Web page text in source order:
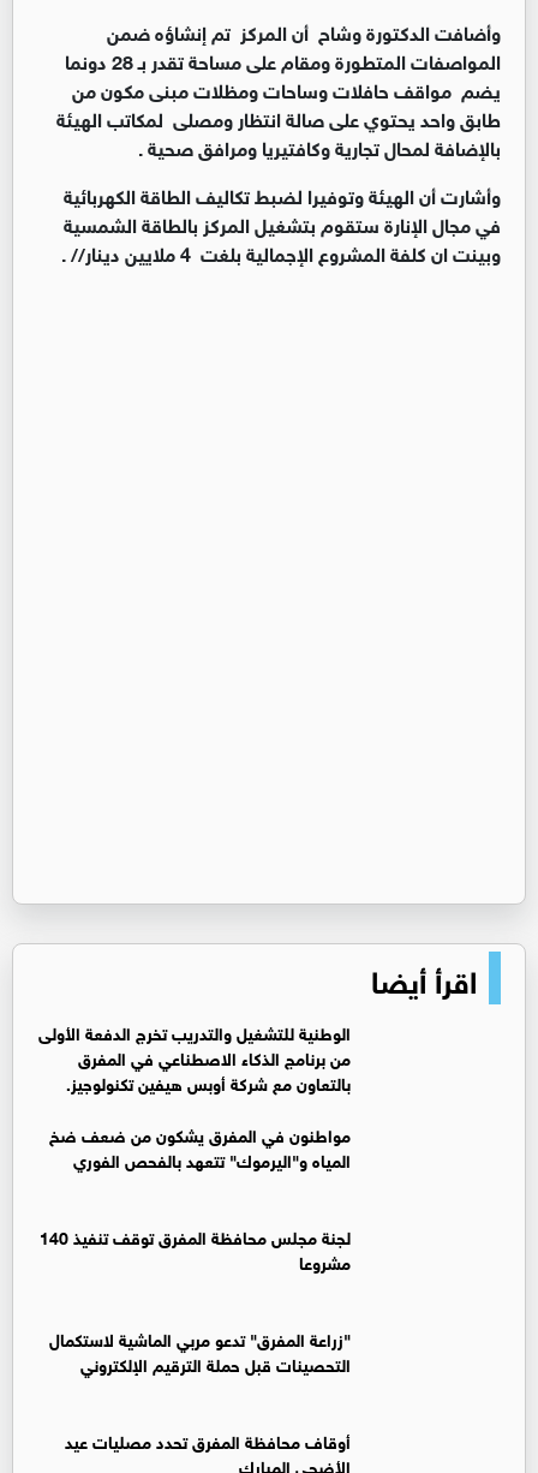
وأضافت الدكتورة وشاح أن المركز تم إنشاؤه ضمن
المواصفات المتطورة ومقام على مساحة تقدر بـ 28 دونما
يضم مواقف حافلات وساحات ومظلات مبنى مكون من
طابق واحد يحتوي على صالة انتظار ومصلى لمكاتب الهيئة
بالإضافة لمحال تجارية وكافتيريا ومرافق صحية .
وأشارت أن الهيئة وتوفيرا لضبط تكاليف الطاقة الكهربائية
في مجال الإنارة ستقوم بتشغيل المركز بالطاقة الشمسية
وبينت ان كلفة المشروع الإجمالية بلغت 4 ملايين دينار// .
اقرأ أيضا
الوطنية للتشغيل والتدريب تخرج الدفعة الأولى
من برنامج الذكاء الاصطناعي في المفرق
بالتعاون مع شركة أوبس هيفين تكنولوجيز.
مواطنون في المفرق يشكون من ضعف ضخ
المياه و"اليرموك" تتعهد بالفحص الفوري
لجنة مجلس محافظة المفرق توقف تنفيذ 140
مشروعا
"زراعة المفرق" تدعو مربي الماشية لاستكمال
التحصينات قبل حملة الترقيم الإلكتروني
أوقاف محافظة المفرق تحدد مصليات عيد
الأضحى المبارك